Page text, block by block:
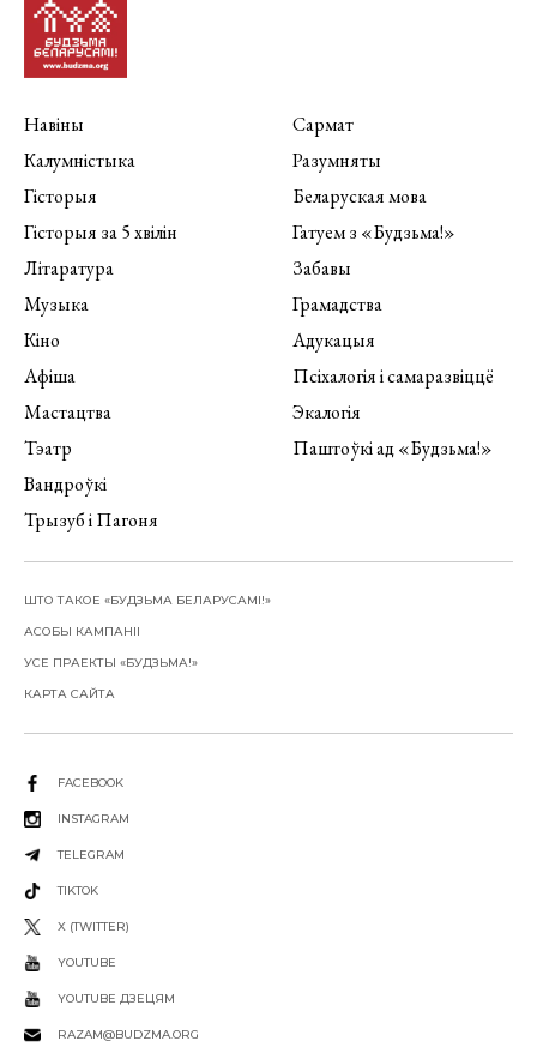
Навіны
Калумністыка
Гісторыя
Гісторыя за 5 хвілін
Літаратура
Музыка
Кіно
Афіша
Мастацтва
Тэатр
Вандроўкі
Трызуб і Пагоня
Сармат
Разумняты
Беларуская мова
Гатуем з «Будзьма!»
Забавы
Грамадства
Адукацыя
Псіхалогія і самаразвіццё
Экалогія
Паштоўкі ад «Будзьма!»
ШТО ТАКОЕ «БУДЗЬМА БЕЛАРУСАМІ!»
АСОБЫ КАМПАНІІ
УСЕ ПРАЕКТЫ «БУДЗЬМА!»
КАРТА САЙТА
FACEBOOK
INSTAGRAM
TELEGRAM
TIKTOK
X (TWITTER)
YOUTUBE
YOUTUBE ДЗЕЦЯМ
RAZAM@BUDZMA.ORG